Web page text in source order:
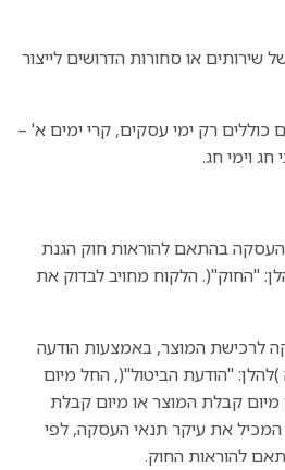
או סחורות הדרושים לייצור
כוללים רק ימי עסקים, קרי ימים א' –
וימי חג.
בהתאם להוראות חוק הגנת
התשמ"א-1981 )להלן: "החוק"(. הלקוח מחויב לבדוק את
לרכישת המוצר, באמצעות הודעה
"הודעת הביטול"(, החל מיום
ועד 14 ימים מיום קבלת המוצר או מיום קבלת
את עיקר תנאי העסקה, לפי
להוראות החוק.